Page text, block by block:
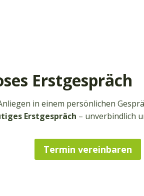
Erstgespräch
in einem persönlichen
Erstgespräch – unverbindlich
Termin vereinbaren